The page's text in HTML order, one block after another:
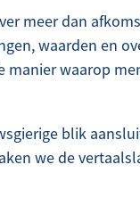
meer dan
waarden en
waarop
blik
we de